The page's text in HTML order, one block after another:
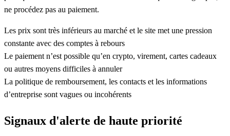
ne procédez pas au paiement.
Les prix sont très inférieurs au marché et le site met une pression
constante avec des comptes à rebours
Le paiement n’est possible qu’en crypto, virement, cartes cadeaux
ou autres moyens difficiles à annuler
La politique de remboursement, les contacts et les informations
d’entreprise sont vagues ou incohérents
Signaux d'alerte de haute priorité